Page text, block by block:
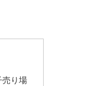
売り場